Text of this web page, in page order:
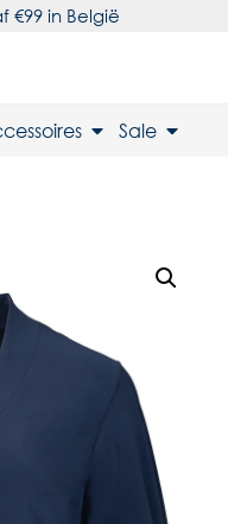
€99 in België
Sale